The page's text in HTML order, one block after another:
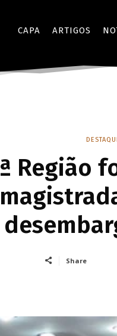
CAPA ARTIGOS
Região
Share